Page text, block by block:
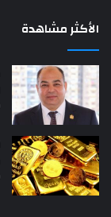
الأكثر مشاهدة